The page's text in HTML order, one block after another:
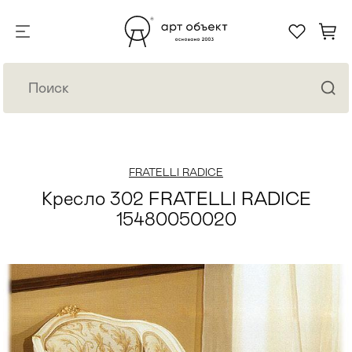
FRATELLI RADICE
Кресло 302 FRATELLI RADICE
15480050020